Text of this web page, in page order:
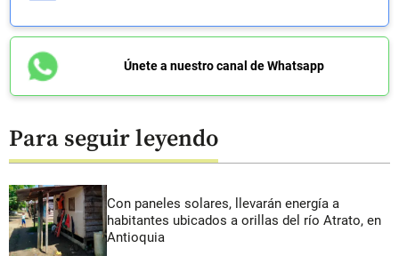
Únete a nuestro canal de Whatsapp
Para seguir leyendo
Con paneles solares, llevarán energía a
habitantes ubicados a orillas del río Atrato, en
Antioquia